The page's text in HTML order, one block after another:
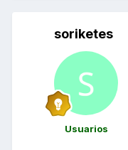
soriketes
Usuarios